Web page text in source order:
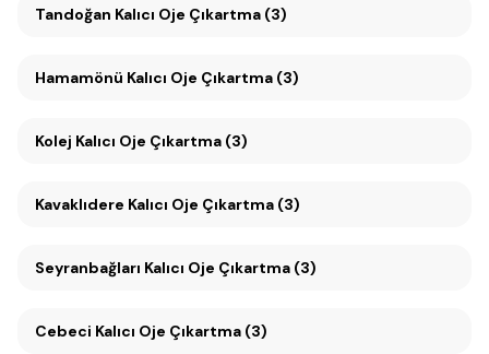
Tandoğan Kalıcı Oje Çıkartma (3)
Hamamönü Kalıcı Oje Çıkartma (3)
Kolej Kalıcı Oje Çıkartma (3)
Kavaklıdere Kalıcı Oje Çıkartma (3)
Seyranbağları Kalıcı Oje Çıkartma (3)
Cebeci Kalıcı Oje Çıkartma (3)